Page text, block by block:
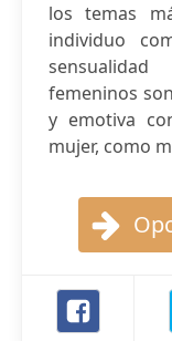
los temas
individuo
femeninos
y emotiva
mujer, como